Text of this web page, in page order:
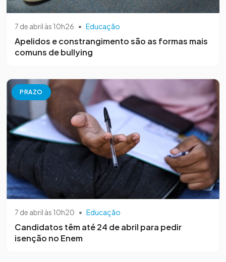
7 de abril às 10h26 • Educação
Apelidos e constrangimento são as formas mais
comuns de bullying
PRAZO
7 de abril às 10h20 • Educação
Candidatos têm até 24 de abril para pedir
isenção no Enem